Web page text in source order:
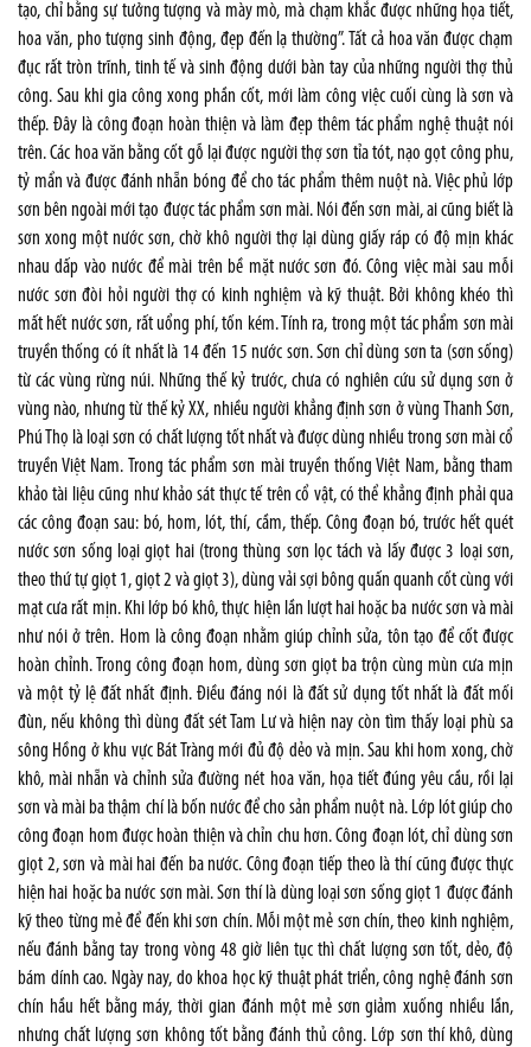
tạo, chỉ bằng sự tưởng tượng và mày mò, mà chạm khắc được những họa tiết,
hoa văn, pho tượng sinh động, đẹp đến lạ thường”. Tất cả hoa văn được chạm
đục rất tròn trĩnh, tinh tế và sinh động dưới bàn tay của những người thợ thủ
công. Sau khi gia công xong phần cốt, mới làm công việc cuối cùng là sơn và
thếp. Đây là công đoạn hoàn thiện và làm đẹp thêm tác phẩm nghệ thuật nói
trên. Các hoa văn bằng cốt gỗ lại được người thợ sơn tỉa tót, nạo gọt công phu,
tỷ mẩn và được đánh nhẵn bóng để cho tác phẩm thêm nuột nà. Việc phủ lớp
sơn bên ngoài mới tạo được tác phẩm sơn mài. Nói đến sơn mài, ai cũng biết là
sơn xong một nước sơn, chờ khô người thợ lại dùng giấy ráp có độ mịn khác
nhau dấp vào nước để mài trên bề mặt nước sơn đó. Công việc mài sau mỗi
nước sơn đòi hỏi người thợ có kinh nghiệm và kỹ thuật. Bởi không khéo thì
mất hết nước sơn, rất uổng phí, tốn kém. Tính ra, trong một tác phẩm sơn mài
truyền thống có ít nhất là 14 đến 15 nước sơn. Sơn chỉ dùng sơn ta (sơn sống)
từ các vùng rừng núi. Những thế kỷ trước, chưa có nghiên cứu sử dụng sơn ở
vùng nào, nhưng từ thế kỷ XX, nhiều người khẳng định sơn ở vùng Thanh Sơn,
Phú Thọ là loại sơn có chất lượng tốt nhất và được dùng nhiều trong sơn mài cổ
truyền Việt Nam. Trong tác phẩm sơn mài truyền thống Việt Nam, bằng tham
khảo tài liệu cũng như khảo sát thực tế trên cổ vật, có thể khẳng định phải qua
các công đoạn sau: bó, hom, lót, thí, cầm, thếp. Công đoạn bó, trước hết quét
nước sơn sống loại giọt hai (trong thùng sơn lọc tách và lấy được 3 loại sơn,
theo thứ tự giọt 1, giọt 2 và giọt 3), dùng vải sợi bông quấn quanh cốt cùng với
mạt cưa rất mịn. Khi lớp bó khô, thực hiện lần lượt hai hoặc ba nước sơn và mài
như nói ở trên. Hom là công đoạn nhằm giúp chỉnh sửa, tôn tạo để cốt được
hoàn chỉnh. Trong công đoạn hom, dùng sơn giọt ba trộn cùng mùn cưa mịn
và một tỷ lệ đất nhất định. Điều đáng nói là đất sử dụng tốt nhất là đất mối
đùn, nếu không thì dùng đất sét Tam Lư và hiện nay còn tìm thấy loại phù sa
sông Hồng ở khu vực Bát Tràng mới đủ độ dẻo và mịn. Sau khi hom xong, chờ
khô, mài nhẵn và chỉnh sửa đường nét hoa văn, họa tiết đúng yêu cầu, rồi lại
sơn và mài ba thậm chí là bốn nước để cho sản phẩm nuột nà. Lớp lót giúp cho
công đoạn hom được hoàn thiện và chỉn chu hơn. Công đoạn lót, chỉ dùng sơn
giọt 2, sơn và mài hai đến ba nước. Công đoạn tiếp theo là thí cũng được thực
hiện hai hoặc ba nước sơn mài. Sơn thí là dùng loại sơn sống giọt 1 được đánh
kỹ theo từng mẻ để đến khi sơn chín. Mỗi một mẻ sơn chín, theo kinh nghiệm,
nếu đánh bằng tay trong vòng 48 giờ liên tục thì chất lượng sơn tốt, dẻo, độ
bám dính cao. Ngày nay, do khoa học kỹ thuật phát triển, công nghệ đánh sơn
chín hầu hết bằng máy, thời gian đánh một mẻ sơn giảm xuống nhiều lần,
nhưng chất lượng sơn không tốt bằng đánh thủ công. Lớp sơn thí khô, dùng